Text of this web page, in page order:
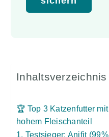
Inhaltsverzeichnis
🏆 Top 3 Katzenfutter mit
hohem Fleischanteil
1. Testsieger: Anifit (99%